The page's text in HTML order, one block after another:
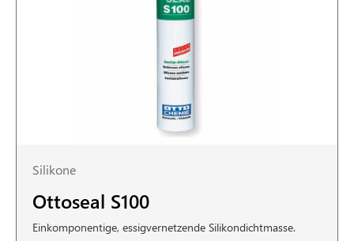
Silikone
Ottoseal S100
Einkomponentige, essigvernetzende Silikondichtmasse.